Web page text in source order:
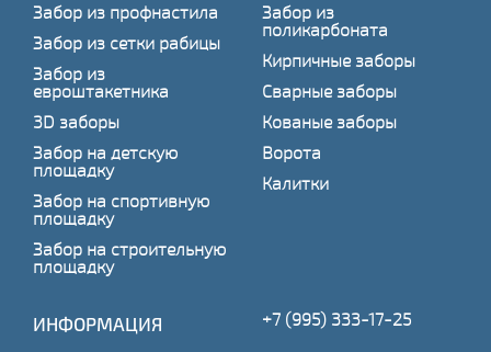
Забор из профнастила
Забор из сетки рабицы
Забор из
евроштакетника
3D заборы
Забор на детскую
площадку
Забор на спортивную
площадку
Забор на строительную
площадку
Забор из
поликарбоната
Кирпичные заборы
Сварные заборы
Кованые заборы
Ворота
Калитки
ИНФОРМАЦИЯ +7 (995) 333-17-25